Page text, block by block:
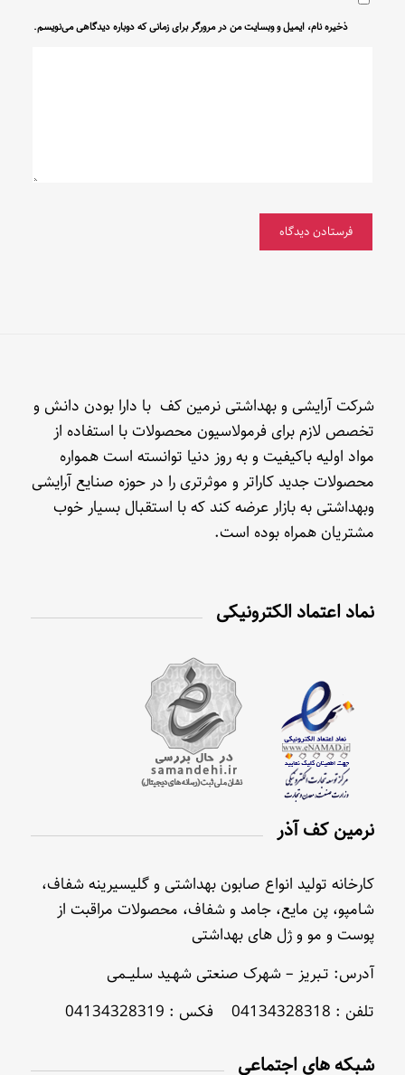
ذخیره نام، ایمیل و وبسایت من در مرورگر برای زمانی که دوباره دیدگاهی می‌نویسم.
شرکت آرایشی و بهداشتی نرمین کف با دارا بودن دانش و
تخصص لازم برای فرمولاسیون محصولات با استفاده از
مواد اولیه باکیفیت و به روز دنیا توانسته است همواره
محصولات جدید کاراتر و موثرتری را در حوزه صنایع آرایشی
وبهداشتی به بازار عرضه کند که با استقبال بسیار خوب
مشتریان همراه بوده است.
نماد اعتماد الکترونیکی
نرمین کف آذر
کارخانه تولید انواع صابون بهداشتی و گلیسیرینه شفاف،
شامپو، پن مایع، جامد و شفاف، محصولات مراقبت از
پوست و مو و ژل های بهداشتی
آدرس: تـبریز – شهرک صنعتی شهـید سلیــمی
تلفن : 04134328318 فکس : 04134328319
شبکه های اجتماعی